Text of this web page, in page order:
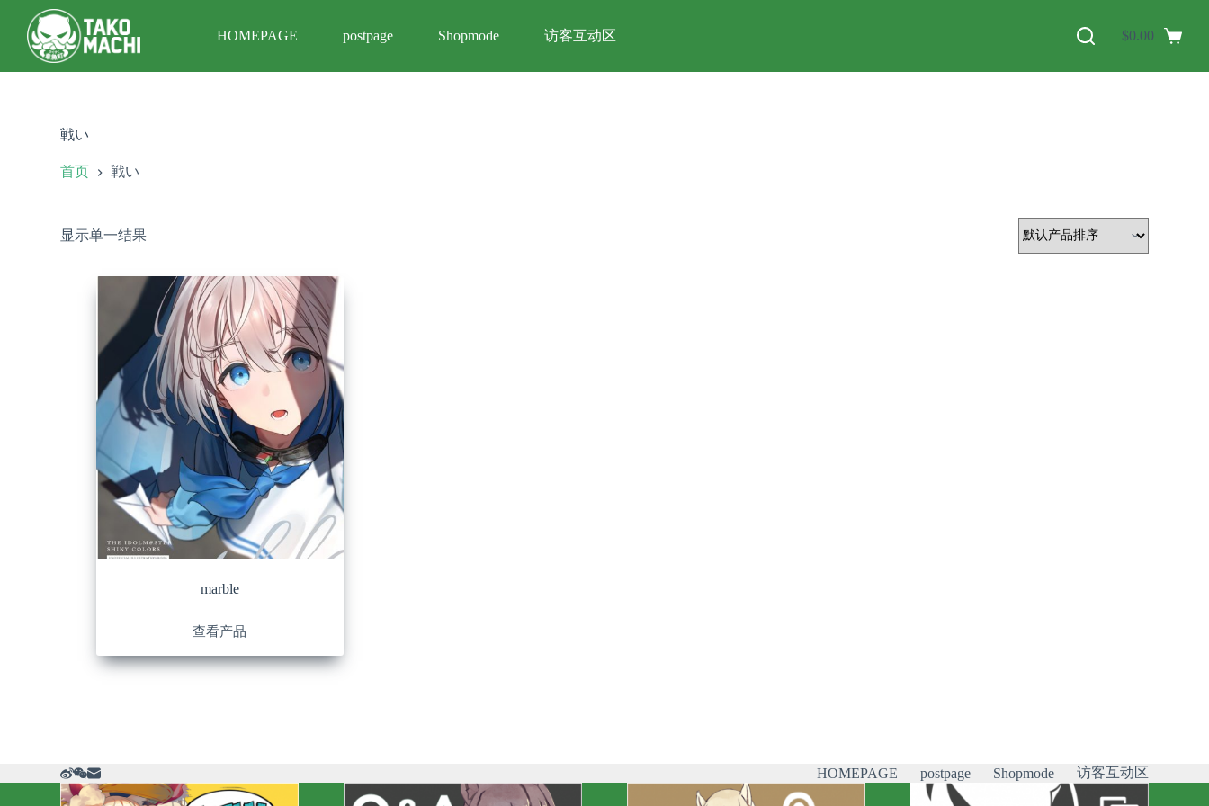
跳
过
内
容
HOMEPAGE postpage Shopmode 访客互动区 $0.00
戦い
首页 戦い
显示单一结果
marble
查看产品
HOMEPAGE postpage Shopmode 访客互动区